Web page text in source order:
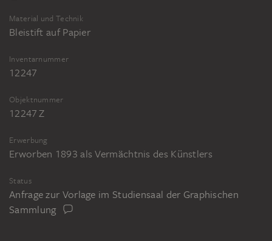
Material und Technik
Bleistift auf Papier
Inventarnummer
12247
Objektnummer
12247 Z
Erwerbung
Erworben 1893 als Vermächtnis des Künstlers
Status
Anfrage zur Vorlage im Studiensaal der Graphischen
Sammlung